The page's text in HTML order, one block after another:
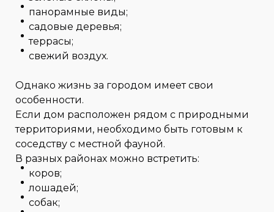
панорамные виды;
садовые деревья;
террасы;
свежий воздух.
Однако жизнь за городом имеет свои
особенности.
Если дом расположен рядом с природными
территориями, необходимо быть готовым к
соседству с местной фауной.
В разных районах можно встретить:
коров;
лошадей;
собак;